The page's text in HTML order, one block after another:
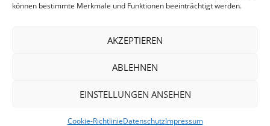
können bestimmte Merkmale und Funktionen beeinträchtigt werden.
AKZEPTIEREN
ABLEHNEN
EINSTELLUNGEN ANSEHEN
Cookie-RichtlinieDatenschutzImpressum
Bankverbindung: